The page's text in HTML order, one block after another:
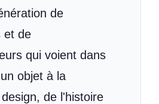
de
et de
qui voient dans
objet à la
de l'histoire